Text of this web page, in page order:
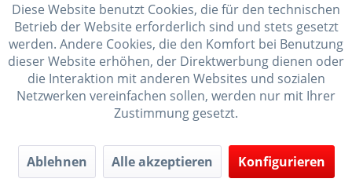
Zwerg mit Leiter Spielwarenmacher Günther...
Diese Website benutzt Cookies, die für den technischen
Betrieb der Website erforderlich sind und stets gesetzt
werden. Andere Cookies, die den Komfort bei Benutzung
dieser Website erhöhen, der Direktwerbung dienen oder
die Interaktion mit anderen Websites und sozialen
Netzwerken vereinfachen sollen, werden nur mit Ihrer
Zustimmung gesetzt.
Ablehnen Alle akzeptieren Konfigurieren